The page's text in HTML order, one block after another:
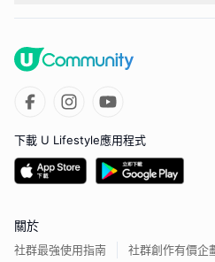
下載 U Lifestyle應用程式
關於
社群最強使用指南
社群創作有價企